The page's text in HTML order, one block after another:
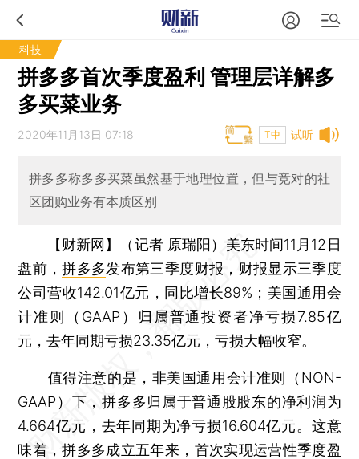
科技
拼多多首次季度盈利 管理层详解多
多买菜业务
试听
2020年11月13日 07:18 T中
拼多多称多多买菜虽然基于地理位置，但与竞对的社
区团购业务有本质区别
【财新网】（记者 原瑞阳） 美东时间11月12日
盘前，拼多多发布第三季度财报，财报显示三季度
公司营收142.01亿元，同比增长89%；美国通用会
计准则（GAAP）归属普通投资者净亏损7.85亿
元，去年同期亏损23.35亿元，亏损大幅收窄。
值得注意的是，非美国通用会计准则（NON-
GAAP）下，拼多多归属于普通股股东的净利润为
4.664亿元，去年同期为净亏损16.604亿元。这意
味着，拼多多成立五年来，首次实现运营性季度盈